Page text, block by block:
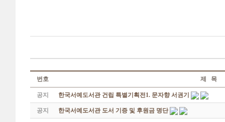
번호 제 목
공지 한국서예도서관 건립 특별기획전1. 문자향 서권기
공지 한국서예도서관 도서 기증 및 후원금 명단